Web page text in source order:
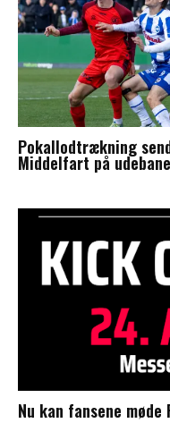
Pokallodtrækning
Middelfart på
Nu kan fansene